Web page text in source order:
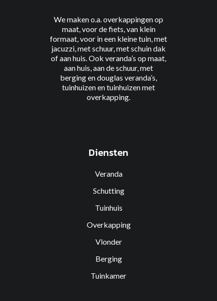
We maken o.a. overkappingenop
maat,voor de fiets, van klein
formaat, voor in een kleine tuin, met
jacuzzi, metschuur, metschuin dak
ofaan huis. Ook veranda’s op maat,
aanhuis, aande schuur, met
bergingendouglas veranda’s,
tuinhuizenentuinhuizen met
overkapping.
Diensten
Veranda
Schutting
Tuinhuis
Overkapping
Vlonder
Berging
Tuinkamer